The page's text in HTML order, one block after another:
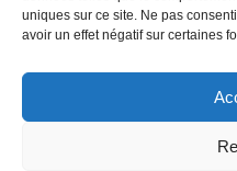
uniques sur ce site. Ne pas
avoir un effet négatif sur certaines
J’ai lu et j’accepte la
d’OsaBus.